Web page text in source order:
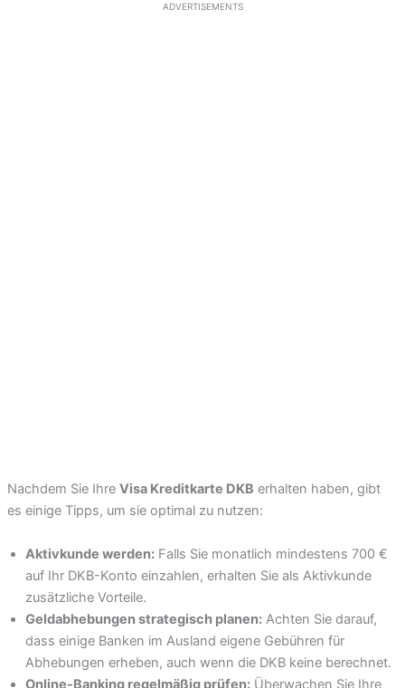
ADVERTISEMENTS
Nachdem Sie Ihre Visa Kreditkarte DKB erhalten haben, gibt
es einige Tipps, um sie optimal zu nutzen:
Aktivkunde werden:Falls Sie monatlich mindestens 700 €
auf Ihr DKB-Konto einzahlen, erhalten Sie als Aktivkunde
zusätzliche Vorteile.
Geldabhebungen strategisch planen:Achten Sie darauf,
dass einige Banken im Ausland eigene Gebühren für
Abhebungen erheben, auch wenn die DKB keine berechnet.
Online-Banking regelmäßig prüfen:Überwachen Sie Ihre